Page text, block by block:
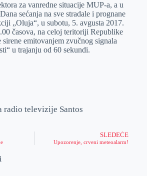
za vanredne situacije MUP-a, a u
sećanja na sve stradale i prognane
„Oluja“, u subotu, 5. avgusta 2017.
časova, na celoj teritoriji Republike
sirene emitovanjem zvučnog signala
u trajanju od 60 sekundi.
radio televizije Santos
SLEDEĆE
Upozorenje, crveni meteoalarm!